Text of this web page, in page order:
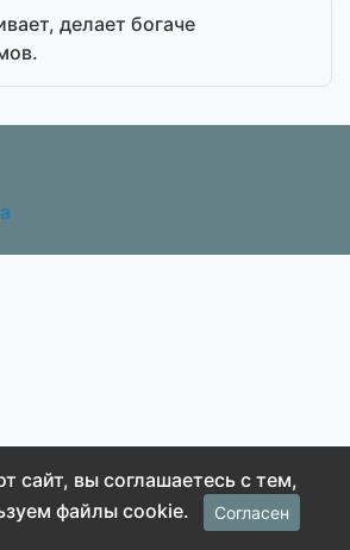
делает богаче
сайт, вы соглашаетесь с тем,
файлы cookie.
Согласен